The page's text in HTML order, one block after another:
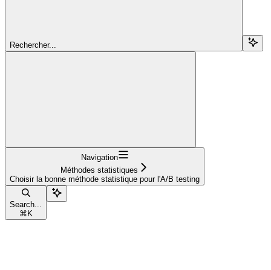
Rechercher...
Navigation
Méthodes statistiques
Choisir la bonne méthode statistique pour l'A/B testing
Search...
⌘ K